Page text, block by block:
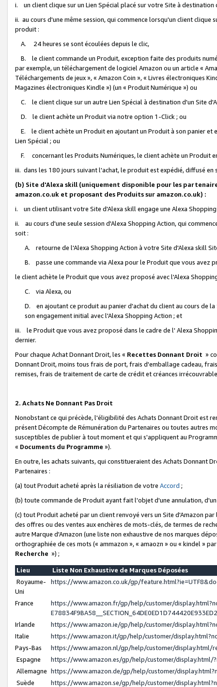
i. un client clique sur un Lien Spécial placé sur votre Site à destination
ii. au cours d'une même session, qui commence lorsqu'un client
produit :
A. 24 heures se sont écoulées depuis le clic,
B. le client commande un Produit, exception faite des produits
par exemple, un téléchargement de logiciel Amazon ou un article «
Téléchargements de jeux », « Amazon Coin », « Livres électroniques
Magazines électroniques Kindle ») (un « Produit Numérique ») ou
C. le client clique sur un autre Lien Spécial à destination d'un Site
D. le client achète un Produit via notre option 1-Click ; ou
E. le client achète un Produit en ajoutant un Produit à son panier et
Lien Spécial ; ou
F. concernant les Produits Numériques, le client achète un Produit
iii. dans les 180 jours suivant l'achat, le produit est expédié, diffusé
(b) Site d'Alexa skill (uniquement disponible pour les
amazon.co.uk et proposant des Produits sur amazon.co.uk) :
i. un client utilisant votre Site d'Alexa skill engage une Alexa
ii. au cours d'une seule session d'Alexa Shopping Action, qui
soit :
A. retourne de l'Alexa Shopping Action à votre Site d'Alexa skill
B. passe une commande via Alexa pour le Produit que vous avez
le client achète le Produit que vous avez proposé avec l'Alexa
C. via Alexa, ou
D. en ajoutant ce produit au panier d'achat du client au cours de
son engagement initial avec l'Alexa Shopping Action ; et
iii. le Produit que vous avez proposé dans le cadre de l' Alexa
dernier.
Pour chaque Achat Donnant Droit, les « Recettes Donnant Droit »
Donnant Droit, moins tous frais de port, frais d'emballage cadeau,
remises, frais de traitement de carte de crédit et créances
2. Achats Ne Donnant Pas Droit
Nonobstant ce qui précède, l'éligibilité des Achats Donnant Droit est
présent Décompte de Rémunération du Partenaires ou toutes autres
susceptibles de publier à tout moment et qui s'appliquent au
« Documents du Programme »).
En outre, les achats suivants, qui constitueraient des Achats Donnant
Partenaires :
(a) tout Produit acheté après la résiliation de votre Accord ;
(b) toute commande de Produit ayant fait l'objet d'une annulation,
(c) tout Produit acheté par un client renvoyé vers un Site d'Amazon
des offres ou des ventes aux enchères de mots-clés, de termes de
autre Marque d'Amazon (une liste non exhaustive de nos marques
orthographiée de ces mots (« ammazon », « amaozn » ou « kindel »
Recherche ») ;
Lieu
Liste Non Exhaustive de Marques Déposées
Royaume-
Uni
https://www.amazon.co.uk/gp/
France
https://www.amazon.fr/gp/help/customer/
Irlande
https://www.amazon.ie/gp/help/customer/
Italie
https://www.amazon.it/gp/help/customer/
Pays-Bas
https://www.amazon.nl/gp/help/customer/display.html/
Espagne
https://www.amazon.es/gp/help/customer/display.html/
Allemagne https://www.amazon.de/gp/help/customer/
Suède
https://www.amazon.se/gp/help/customer/